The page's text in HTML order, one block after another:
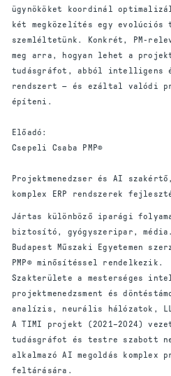
ügynököket koordinál
két megközelítés egy
szemléltetünk. Konkrét, PM-
meg arra, hogyan lehet a
tudásgráfot, abból intelligens
rendszert — és ezáltal valódi
építeni.
Előadó:
Csepeli Csaba PMP®
Projektmenedzser és AI
komplex ERP rendszerek
Jártas különböző iparági
biztosító, gyógyszeripar, média.
Budapest Műszaki Egyetemen
PMP® minősítéssel rendelkezik.
Szakterülete a mesterséges
projektmenedzsment és
analízis, neurális hálózatok,
A TIMI projekt (2021–2024)
tudásgráfot és testre szabott
alkalmazó AI megoldás komplex
feltárására.